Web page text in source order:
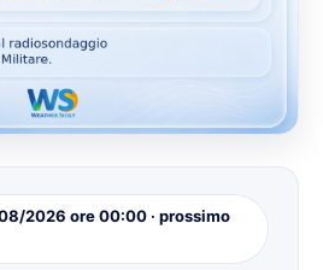
2026 ore 00:00 · prossimo